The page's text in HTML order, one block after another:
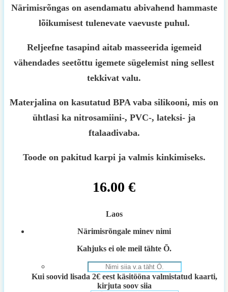
Närimisrõngas on asendamatu abivahend hammaste
lõikumisest tulenevate vaevuste puhul.
Reljeefne tasapind aitab masseerida igemeid
vähendades seetõttu igemete sügelemist ning sellest
tekkivat valu.
Materjalina on kasutatud BPA vaba silikooni, mis on
ühtlasi ka nitrosamiini-, PVC-, lateksi- ja
ftalaadivaba.
Toode on pakitud karpi ja valmis kinkimiseks.
16.00 €
Laos
Närimisrõngale minev nimi
Kahjuks ei ole meil tähte Õ.
Kui soovid lisada 2€ eest käsitööna valmistatud kaarti,
kirjuta soov siia